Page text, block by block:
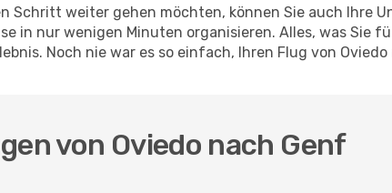
Schritt weiter gehen möchten, können Sie auch Ihre
in nur wenigen Minuten organisieren. Alles, was Sie
Noch nie war es so einfach, Ihren Flug von
von Oviedo nach Genf